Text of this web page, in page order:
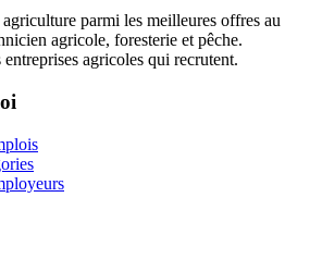
parmi les meilleures offres au
agricole, foresterie et pêche.
agricoles qui recrutent.